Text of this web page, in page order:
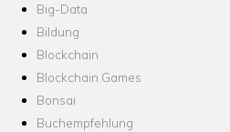
Big-Data
Bildung
Blockchain
Blockchain Games
Bonsai
Buchempfehlung